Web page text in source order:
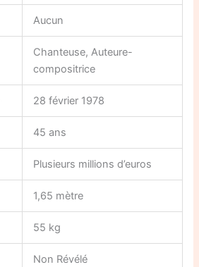
Aucun
Chanteuse, Auteure-
compositrice
28 février 1978
45 ans
Plusieurs millions d’euros
1,65 mètre
55 kg
Non Révélé